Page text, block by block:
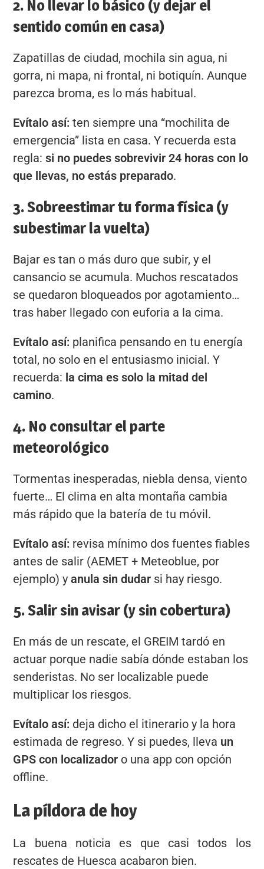
2. No llevar lo básico (y dejar el
sentido común en casa)
Zapatillas de ciudad, mochila sin agua, ni
gorra, ni mapa, ni frontal, ni botiquín. Aunque
parezca broma, es lo más habitual.
Evítalo así: ten siempre una “mochilita de
emergencia” lista en casa. Y recuerda esta
regla:si no puedes sobrevivir 24 horas con lo
que llevas, no estás preparado.
3. Sobreestimar tu forma física (y
subestimar la vuelta)
Bajar es tan o más duro que subir, y el
cansancio se acumula. Muchos rescatados
se quedaron bloqueados por agotamiento…
tras haber llegado con euforia a la cima.
Evítalo así: planifica pensando en tu energía
total, no solo en el entusiasmo inicial. Y
recuerda: la cima es solo la mitad del
camino.
4. No consultar el parte
meteorológico
Tormentas inesperadas, niebla densa, viento
fuerte… El clima en alta montaña cambia
más rápido que la batería de tu móvil.
Evítalo así: revisa mínimo dos fuentes fiables
antes de salir (AEMET + Meteoblue, por
ejemplo) yanula sin dudar si hay riesgo.
5. Salir sin avisar (y sin cobertura)
En más de un rescate, el GREIM tardó en
actuar porque nadie sabía dónde estaban los
senderistas. No ser localizable puede
multiplicar los riesgos.
Evítalo así: deja dicho el itinerario y la hora
estimada de regreso. Y si puedes, lleva un
GPS con localizador o una app con opción
offline.
La píldora de hoy
La buena noticia es que casi todos los
rescates de Huesca acabaron bien.